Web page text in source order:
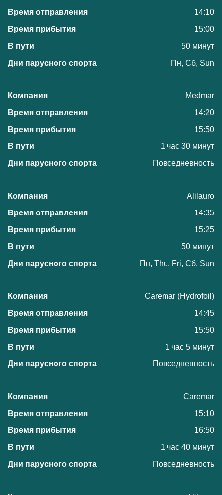
14:10
15:00
50 минут
Пн, Сб, Sun
Medmar
14:20
15:50
1 час 30 минут
Повседневность
Alilauro
14:35
15:25
50 минут
Пн, Thu, Fri, Сб, Sun
Caremar (Hydrofoil)
14:45
15:50
1 час 5 минут
Повседневность
Caremar
15:10
16:50
1 час 40 минут
Повседневность